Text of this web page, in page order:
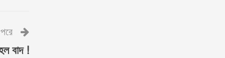
পরে
বাদ !